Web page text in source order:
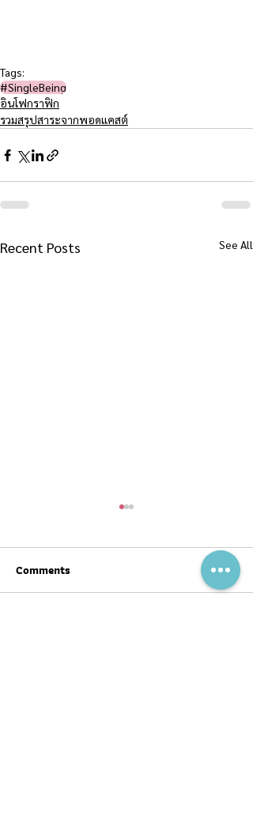
Tags:
#SingleBeing
อินโฟกราฟิก
รวมสรุปสาระจากพอดแคสต์
Recent Posts See All
Comments